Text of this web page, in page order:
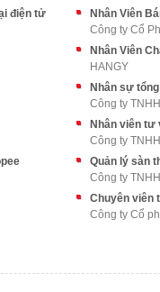
điện tử
Nhân Viên
Công ty Cổ
Nhân Viên
HANGY
Nhân sự
Công ty
Nhân viên tư
Công ty
Quản lý sàn
Công ty
Chuyên viên
Công ty Cổ